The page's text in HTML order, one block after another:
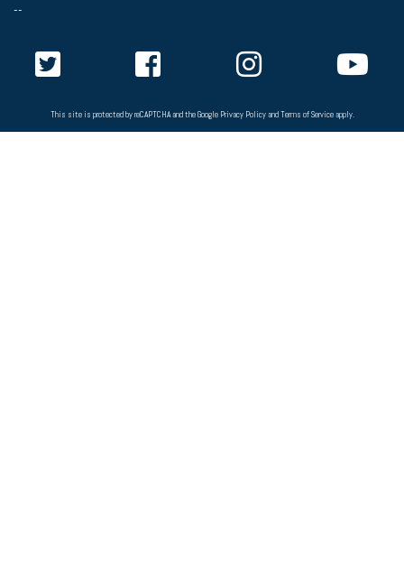
--
This site is protected by reCAPTCHA and the Google Privacy PolicyandTerms of Serviceapply.